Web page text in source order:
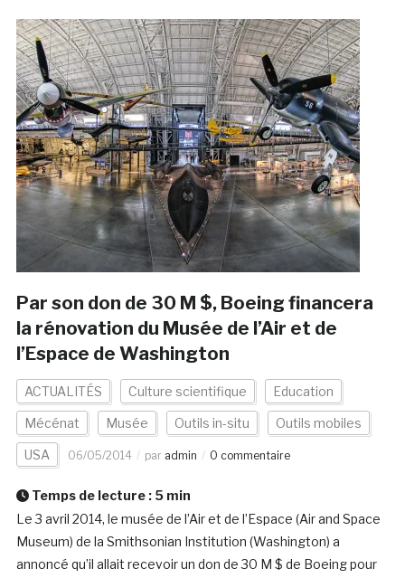
Par son don de 30 M $, Boeing financera
la rénovation du Musée de l’Air et de
l’Espace de Washington
ACTUALITÉS Culture scientifique Education
Mécénat Musée Outils in-situ Outils mobiles
USA 06/05/2014 par admin 0 commentaire
Temps de lecture : 5 min
Le 3 avril 2014, le musée de l’Air et de l’Espace (Air and Space
Museum) de la Smithsonian Institution (Washington) a
annoncé qu’il allait recevoir un don de 30 M $ de Boeing pour